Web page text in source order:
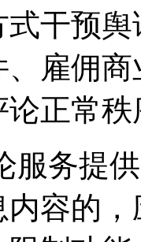
干预
、雇佣
正常
服务提
容的